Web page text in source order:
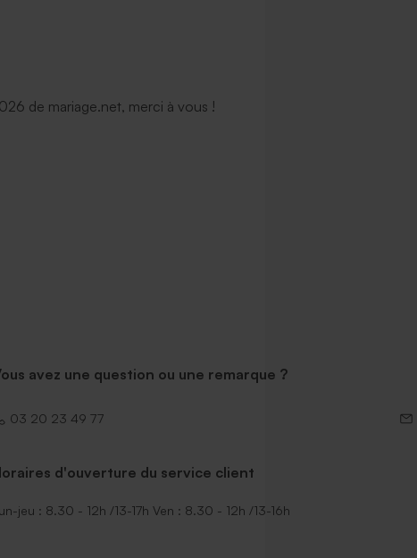
de mariage.net, merci à vous !
avez une question ou une remarque ?
03 20 23 49 77
d'ouverture du service client
jeu : 8.30 - 12h /13-17h Ven : 8.30 - 12h /13-16h